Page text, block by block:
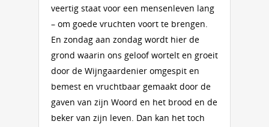
veertig staat voor een mensenleven lang
– om goede vruchten voort te brengen.
En zondag aan zondag wordt hier de
grond waarin ons geloof wortelt en groeit
door de Wijngaardenier omgespit en
bemest en vruchtbaar gemaakt door de
gaven van zijn Woord en het brood en de
beker van zijn leven. Dan kan het toch